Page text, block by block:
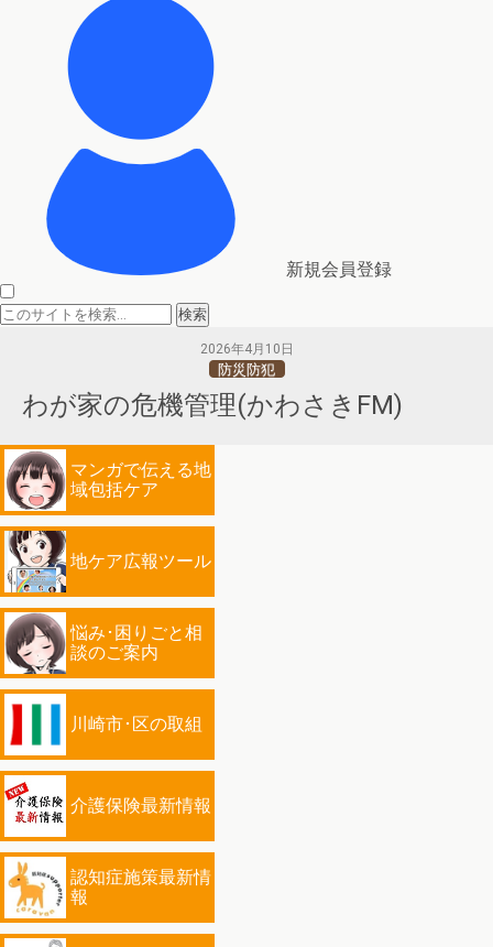
新規会員登録
2026年4月10日
防災防犯
わが家の危機管理(かわさきFM)
マンガで伝える地
域包括ケア
地ケア広報ツール
悩み･困りごと相
談のご案内
川崎市･区の取組
介護保険最新情報
認知症施策最新情
報